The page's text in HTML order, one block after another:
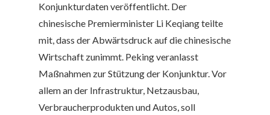
Konjunkturdaten veröffentlicht. Der
chinesische Premierminister Li Keqiang teilte
mit, dass der Abwärtsdruck auf die chinesische
Wirtschaft zunimmt. Peking veranlasst
Maßnahmen zur Stützung der Konjunktur. Vor
allem an der Infrastruktur, Netzausbau,
Verbraucherprodukten und Autos, soll